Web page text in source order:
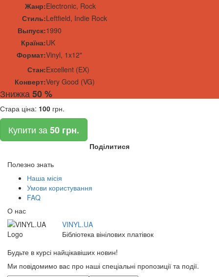
Жанр:Electronic, Rock
Стиль:Leftfield, Indie Rock
Выпуск:1990
Країна:UK
Формат:Vinyl, 1x12"
Стан:Excellent (EX)
Конверт:Very Good (VG)
Знижка 50 %
Стара ціна: 100 грн.
Купити за 50 грн.
Поділитися
Полезно знать
Наша місія
Умови користування
FAQ
О нас
VINYL.UA
Бібліотека вінілових платівок
Будьте в курсі найцікавіших новин!
Ми повідомимо вас про наші спеціальні пропозиції та події.